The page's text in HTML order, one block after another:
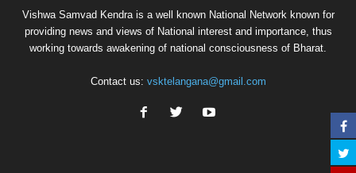
Vishwa Samvad Kendra is a well known National Network known for
providing news and views of National interest and importance, thus
working towards awakening of national consciousness of Bharat.
Contact us: vsktelangana@gmail.com